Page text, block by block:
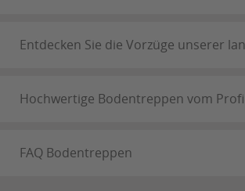
Entdecken Sie die Vorzüge unserer
Hochwertige Bodentreppen vom
FAQ Bodentreppen